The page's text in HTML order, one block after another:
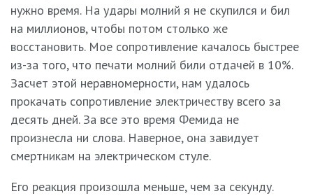
нужно время. На удары молний я не скупился и бил
на миллионов, чтобы потом столько же
восстановить. Мое сопротивление качалось быстрее
из-за того, что печати молний били отдачей в 10%.
Засчет этой неравномерности, нам удалось
прокачать сопротивление электричеству всего за
десять дней. За все это время Фемида не
произнесла ни слова. Наверное, она завидует
смертникам на электрическом стуле.
Его реакция произошла меньше, чем за секунду.